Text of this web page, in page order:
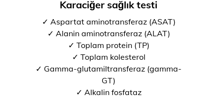
Karaciğer sağlık testi
✓ Aspartat aminotransferaz (ASAT)
✓ Alanin aminotransferaz (ALAT)
✓ Toplam protein (TP)
✓ Toplam kolesterol
✓ Gamma-glutamiltransferaz (gamma-
GT)
✓ Alkalin fosfataz